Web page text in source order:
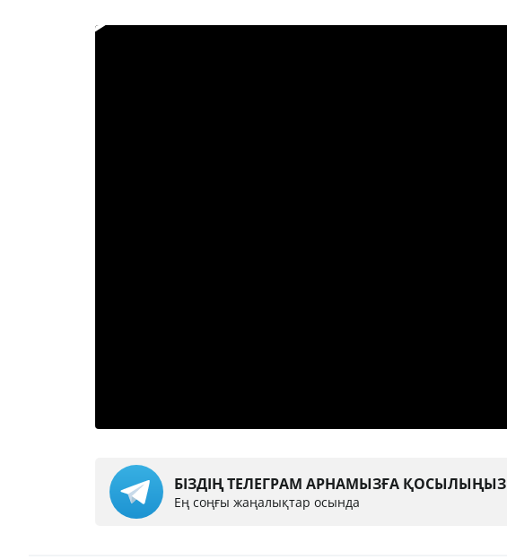
БІЗДІҢ ТЕЛЕГРАМ АРНАМЫЗҒА ҚОСЫЛЫҢЫЗ
Ең соңғы жаңалықтар осында